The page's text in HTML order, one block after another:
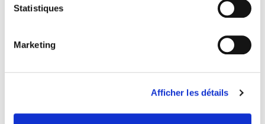
Statistiques
Marketing
Afficher les détails
Nouveaux Débats
français
Internet Hierarchy>Géopolitique>Developpement /
Internet Hierarchy>Domaines>Politiques de la Terre